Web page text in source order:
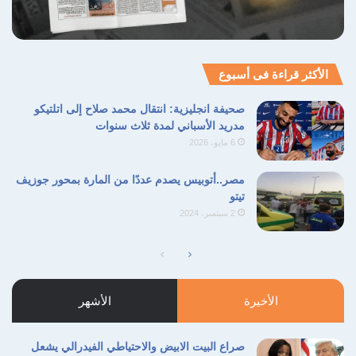
الأكثر قراءة فى أسبوع
صحيفة انجليزية: انتقال محمد صلاح إلى اتلتيكو
مدريد الأسباني لمدة ثلاث سنوات
6 مايو، 2026
مصر..أتوبيس يصدم عددًا من المارة بمحور جوزيف
تيتو
2 سبتمبر، 2024
الصفحة
السابقة
الصفحة
التالية
الأخيرة الأشهر
صراع البيت الابيض والاحتياطي الفيدرالي يشعل